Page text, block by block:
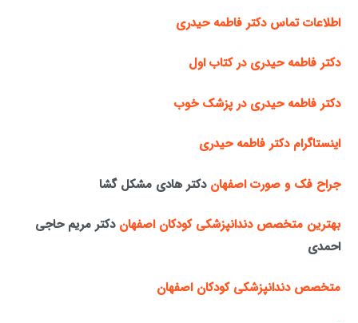
اطلاعات تماس دکتر فاطمه حیدری
دکتر فاطمه حیدری در کتاب اول
دکتر فاطمه حیدری در پزشک خوب
اینستاگرام دکتر فاطمه حیدری
جراح فک و صورت اصفهان دکتر هادی مشکل گشا
بهترین متخصص دندانپزشکی کودکان اصفهان دکتر مریم حاجی
احمدی
متخصص دندانپزشکی کودکان اصفهان